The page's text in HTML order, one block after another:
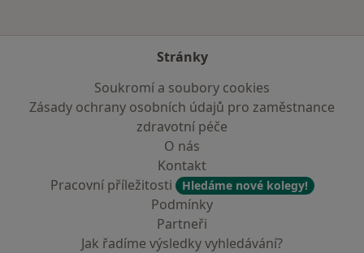
Stránky
Soukromí a soubory cookies
Zásady ochrany osobních údajů pro zaměstnance
zdravotní péče
O nás
Kontakt
Pracovní příležitosti
Hledáme nové kolegy!
Podmínky
Partneři
Jak řadíme výsledky vyhledávání?